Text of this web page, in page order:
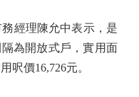
經理陳允中表示，是
為開放式戶，實用面
呎價16,726元。